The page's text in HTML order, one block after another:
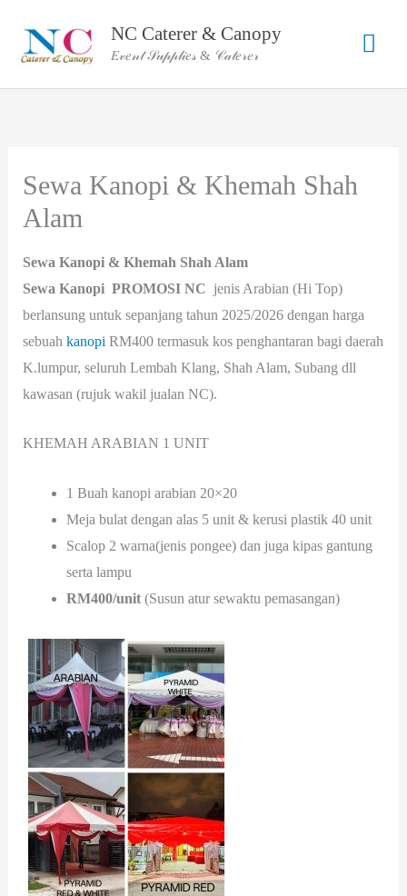
content
NC Caterer & Canopy
𝐸𝓋𝑒𝓃𝓉 𝒮𝓊𝓅𝓅𝓁𝒾𝑒𝓈 & 𝒞𝒶𝓉𝑒𝓇𝑒𝓇
Sewa Kanopi & Khemah Shah
Alam
Sewa Kanopi & Khemah Shah Alam
Sewa Kanopi PROMOSI NC jenis Arabian (Hi Top)
berlansung untuk sepanjang tahun 2025/2026 dengan harga
sebuah kanopi RM400 termasuk kos penghantaran bagi daerah
K.lumpur, seluruh Lembah Klang, Shah Alam, Subang dll
kawasan (rujuk wakil jualan NC).
KHEMAH ARABIAN 1 UNIT
1 Buah kanopi arabian 20×20
Meja bulat dengan alas 5 unit & kerusi plastik 40 unit
Scalop 2 warna(jenis pongee) dan juga kipas gantung
serta lampu
RM400/unit(Susun atur sewaktu pemasangan)